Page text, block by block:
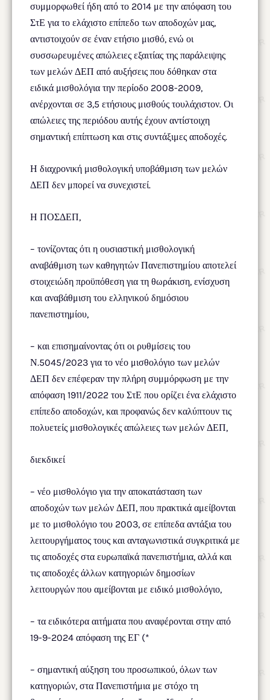
συμμορφωθεί ήδη από το 2014 με την απόφαση του
ΣτΕ για το ελάχιστο επίπεδο των αποδοχών μας,
αντιστοιχούν σε έναν ετήσιο μισθό, ενώ οι
συσσωρευμένες απώλειες εξαιτίας της παράλειψης
των μελών ΔΕΠ από αυξήσεις που δόθηκαν στα
ειδικά μισθολόγια την περίοδο 2008-2009,
ανέρχονται σε 3,5 ετήσιους μισθούς τουλάχιστον. Οι
απώλειες της περιόδου αυτής έχουν αντίστοιχη
σημαντική επίπτωση και στις συντάξιμες αποδοχές.
Η διαχρονική μισθολογική υποβάθμιση των μελών
ΔΕΠ δεν μπορεί να συνεχιστεί.
Η ΠΟΣΔΕΠ,
– τονίζοντας ότι η ουσιαστική μισθολογική
αναβάθμιση των καθηγητών Πανεπιστημίου αποτελεί
στοιχειώδη προϋπόθεση για τη θωράκιση, ενίσχυση
και αναβάθμιση του ελληνικού δημόσιου
πανεπιστημίου,
– και επισημαίνοντας ότι οι ρυθμίσεις του
Ν.5045/2023 για το νέο μισθολόγιο των μελών
ΔΕΠ δεν επέφεραν την πλήρη συμμόρφωση με την
απόφαση 1911/2022 του ΣτΕ που ορίζει ένα ελάχιστο
επίπεδο αποδοχών, και προφανώς δεν καλύπτουν τις
πολυετείς μισθολογικές απώλειες των μελών ΔΕΠ,
διεκδικεί
– νέο μισθολόγιο για την αποκατάσταση των
αποδοχών των μελών ΔΕΠ, που πρακτικά αμείβονται
με το μισθολόγιο του 2003, σε επίπεδα αντάξια του
λειτουργήματος τους και ανταγωνιστικά συγκριτικά με
τις αποδοχές στα ευρωπαϊκά πανεπιστήμια, αλλά και
τις αποδοχές άλλων κατηγοριών δημοσίων
λειτουργών που αμείβονται με ειδικό μισθολόγιο,
– τα ειδικότερα αιτήματα που αναφέρονται στην από
19-9-2024 απόφαση της ΕΓ (*
– σημαντική αύξηση του προσωπικού, όλων των
κατηγοριών, στα Πανεπιστήμια με στόχο τη